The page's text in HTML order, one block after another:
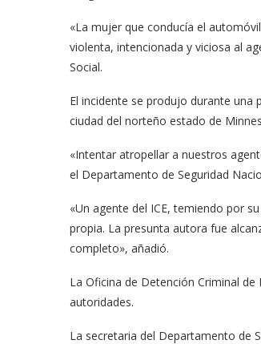
«La mujer que conducía el
violenta, intencionada y viciosa al
Social.
El incidente se produjo durante
ciudad del norteño estado de
«Intentar atropellar a nuestros
el Departamento de Seguridad
«Un agente del ICE, temiendo por
propia. La presunta autora fue
completo», añadió.
La Oficina de Detención Criminal
autoridades.
La secretaria del Departamento de